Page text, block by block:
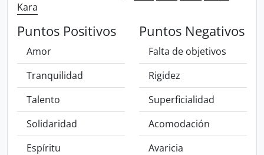
Kara
Puntos Positivos
Amor
Tranquilidad
Talento
Solidaridad
Espíritu
Puntos Negativos
Falta de objetivos
Rigidez
Superficialidad
Acomodación
Avaricia